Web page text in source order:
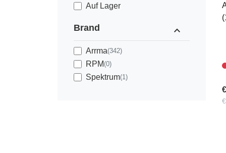
Auf Lager
Brand expand_less
Arrma(342)
RPM(0)
Spektrum(1)